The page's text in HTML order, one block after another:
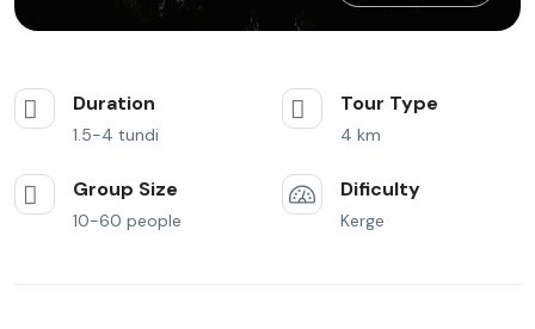
Duration
1.5-4 tundi
Tour Type
4 km
Group Size
10-60 people
Dificulty
Kerge